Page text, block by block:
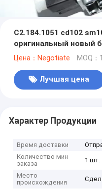
С2.184.1051 cd102
оригинальный новый
Цена：Negotiate MOQ
Лучшая цена
Характер Продукции
Время доставки
Количество мин
заказа
1 шт.
Место
происхождения